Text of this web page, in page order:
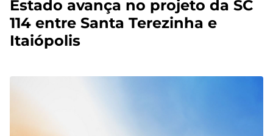
Estado avança no projeto da SC
114 entre Santa Terezinha e
Itaiópolis